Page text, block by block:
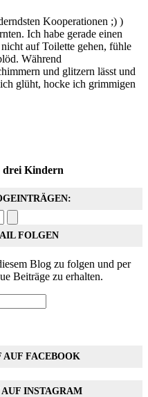
Kooperationen ;) )
Ich habe gerade einen
auf Toilette gehen, fühle
Während
und glitzern lässt und
glüht, hocke ich grimmigen
drei Kindern
FOLGEN
Blog zu folgen und per
Beiträge zu erhalten.
FACEBOOK
INSTAGRAM